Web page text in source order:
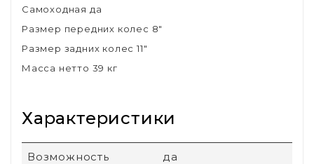
Самоходная да
Размер передних колес 8"
Размер задних колес 11"
Масса нетто 39 кг
Характеристики
Возможность
да